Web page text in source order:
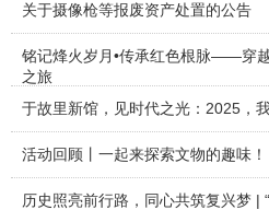
关于摄像枪等报废资产处置的公告
铭记烽火岁月•传承红色根脉——穿
之旅
于故里新馆，见时代之光：2025，
活动回顾丨一起来探索文物的趣味！
历史照亮前行路，同心共筑复兴梦 |